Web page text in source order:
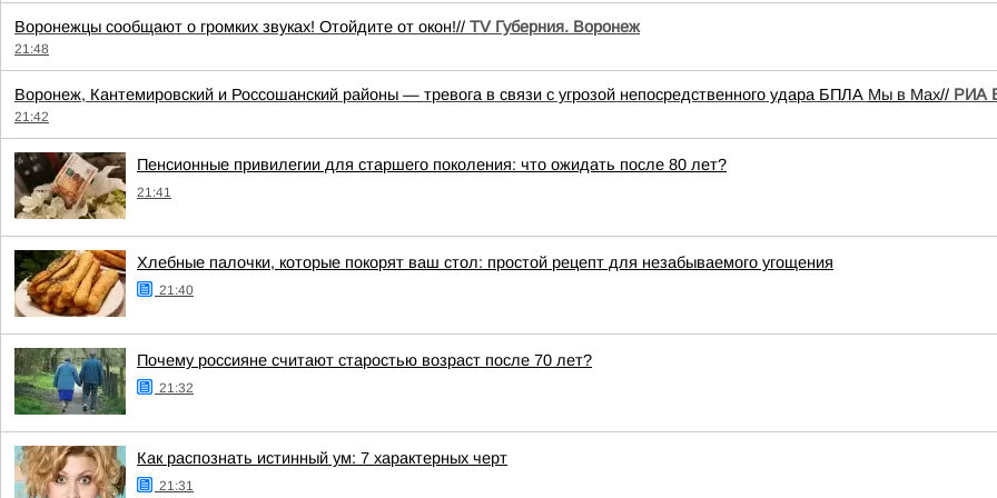
Воронежцы сообщают о громких звуках! Отойдите от окон!// TV Губерния. Воронеж
21:48
Воронеж, Кантемировский и Россошанский районы — тревога в связи с угрозой непосредственного удара БПЛА Мы в Мах// РИА
21:42
Пенсионные привилегии для старшего поколения: что ожидать после 80 лет?
21:41
Хлебные палочки, которые покорят ваш стол: простой рецепт для незабываемого угощения
21:40
Почему россияне считают старостью возраст после 70 лет?
21:32
Как распознать истинный ум: 7 характерных черт
21:31